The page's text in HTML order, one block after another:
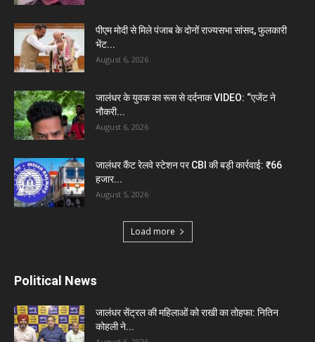
पीएम मोदी से मिले पंजाब के दोनों राज्यसभा सांसद, फुलकारी
भेंट...
August 6, 2026
जालंधर के युवक का रूस से दर्दनाक VIDEO: “एजेंट ने
नौकरी...
August 6, 2026
जालंधर कैंट रेलवे स्टेशन पर CBI की बड़ी कार्रवाई: ₹66
हजार...
August 5, 2026
Load more
Political News
जालंधर सेंट्रल की महिलाओं को राखी का तोहफा: नितिन
कोहली ने...